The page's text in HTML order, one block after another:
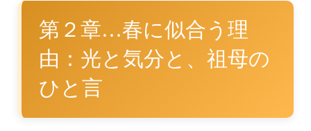
第２章…春に似合う理
由：光と気分と、祖母の
ひと言